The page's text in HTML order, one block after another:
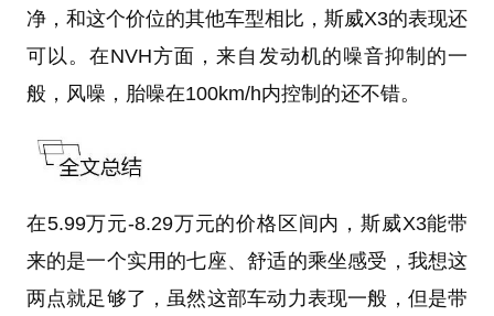
净，和这个价位的其他车型相比，斯威X3的表现还
可以。在NVH方面，来自发动机的噪音抑制的一
般，风噪，胎噪在100km/h内控制的还不错。
在5.99万元-8.29万元的价格区间内，斯威X3能带
来的是一个实用的七座、舒适的乘坐感受，我想这
两点就足够了，虽然这部车动力表现一般，但是带